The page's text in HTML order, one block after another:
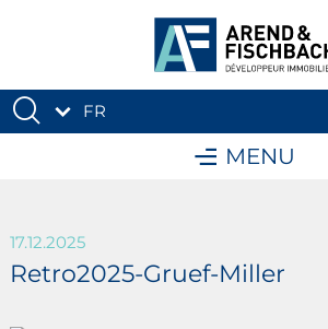
FR
MENU
17.12.2025
Retro2025-Gruef-Miller